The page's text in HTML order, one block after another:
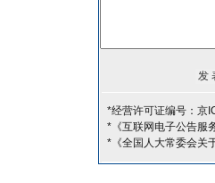
*经营许可证编号：京
*《互联网电子公告服
*《全国人大常委会关